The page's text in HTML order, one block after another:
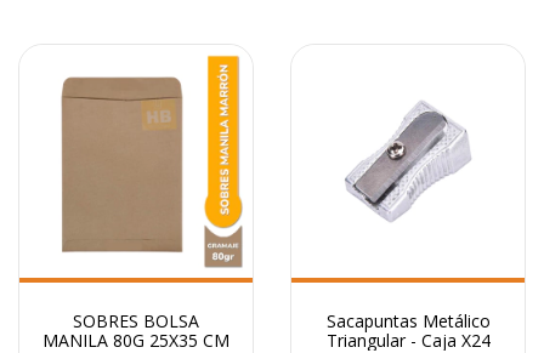
SOBRES BOLSA
MANILA 80G 25X35 CM
Sacapuntas Metálico
Triangular - Caja X24